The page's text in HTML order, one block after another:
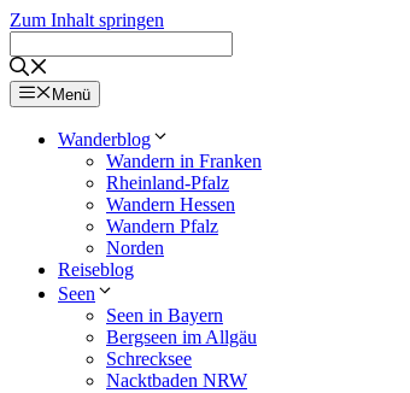
Zum Inhalt springen
Menü
Wanderblog
Wandern in Franken
Rheinland-Pfalz
Wandern Hessen
Wandern Pfalz
Norden
Reiseblog
Seen
Seen in Bayern
Bergseen im Allgäu
Schrecksee
Nacktbaden NRW